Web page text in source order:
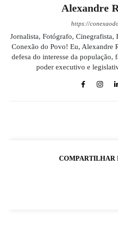
Alexandre
https://
Jornalista, Fotógrafo, Cinegrafista,
Conexão do Povo! Eu, Alexandre
defesa do interesse da população,
poder executivo e
COMPARTILHAR